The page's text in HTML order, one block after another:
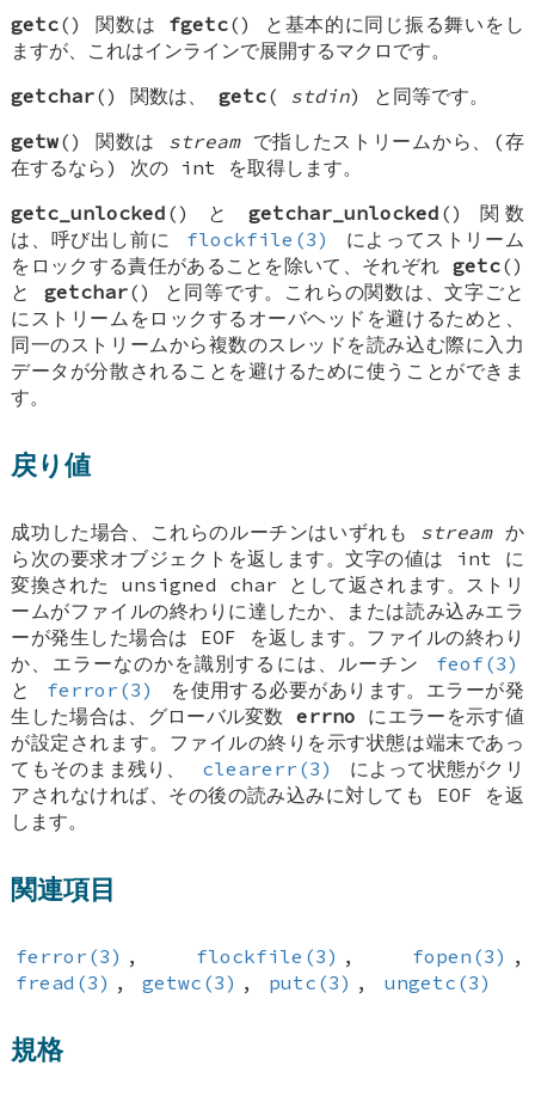
getc() 関数は fgetc() と基本的に同じ振る舞いをし
ますが、これはインラインで展開するマクロです。
getchar() 関数は、getc( stdin) と同等です。
getw() 関数は streamで指したストリームから、(存
在するなら) 次の int を取得します。
getc_unlocked () とgetchar_unlocked () 関数
は、呼び出し前に
flockfile(3)
によってストリーム
をロックする責任があることを除いて、それぞれ getc()
と getchar() と同等です。これらの関数は、文字ごと
にストリームをロックするオーバヘッドを避けるためと、
同一のストリームから複数のスレッドを読み込む際に入力
データが分散されることを避けるために使うことができま
す。
戻り値
成功した場合、これらのルーチンはいずれも streamか
ら次の要求オブジェクトを返します。文字の値は int に
変換された unsigned char として返されます。ストリ
ームがファイルの終わりに達したか、または読み込みエラ
ーが発生した場合は EOF を返します。ファイルの終わり
か、エラーなのかを識別するには、ルーチン
feof(3)
と
ferror(3)
を使用する必要があります。エラーが発
生した場合は、グローバル変数errno にエラーを示す値
が設定されます。ファイルの終りを示す状態は端末であっ
てもそのまま残り、
clearerr(3)
によって状態がクリ
アされなければ、その後の読み込みに対しても EOF を返
します。
関連項目
ferror(3) , flockfile(3) , fopen(3) ,
fread(3) , getwc(3) , putc(3) , ungetc(3)
規格